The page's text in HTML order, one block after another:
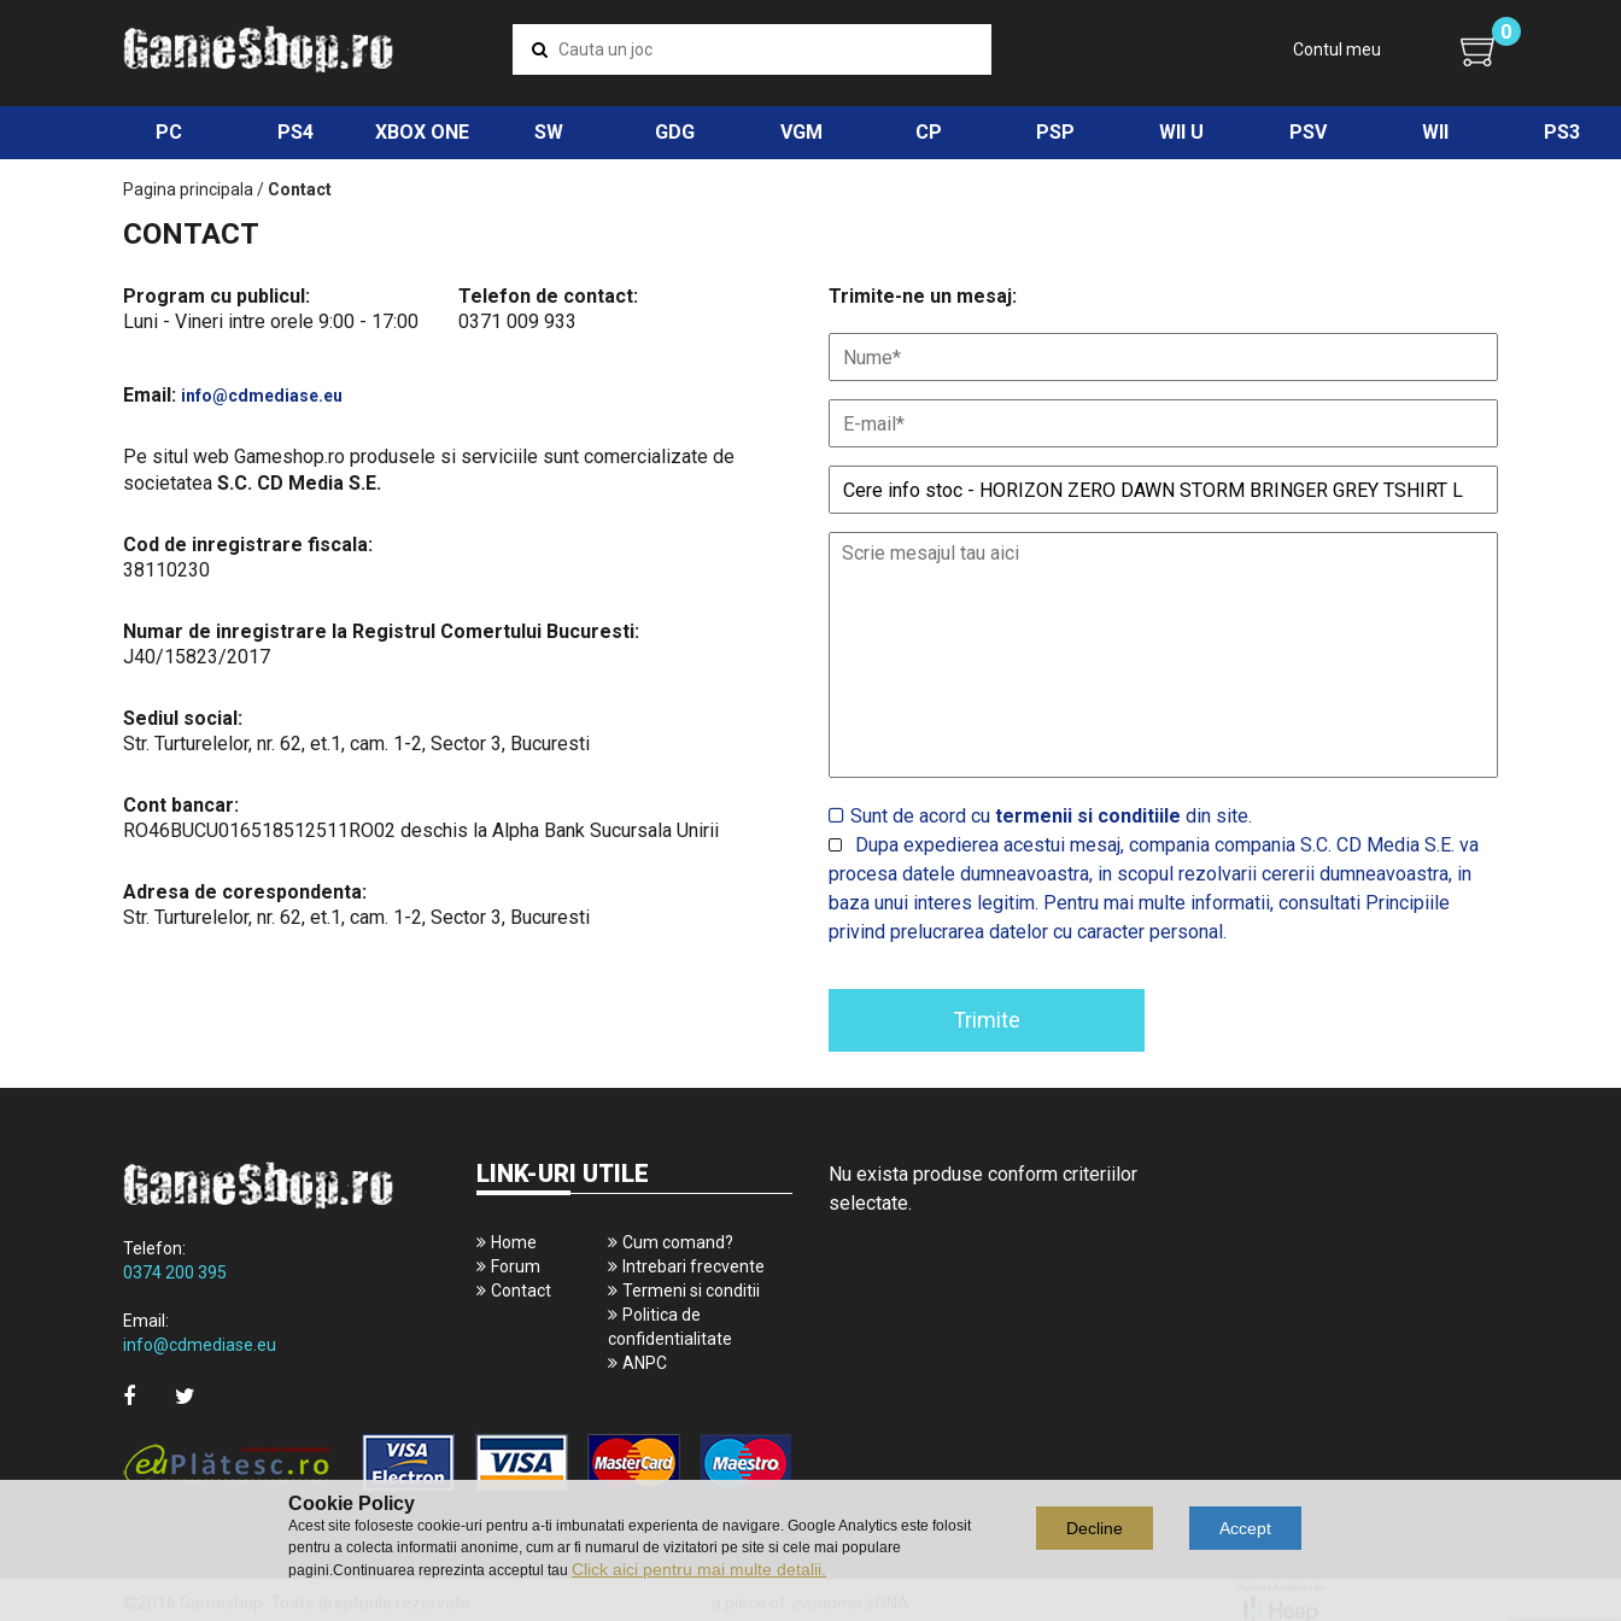
Cookie Policy
Acest site foloseste cookie-uri pentru a-ti imbunatati experienta de navigare. Google Analytics este folosit
pentru a colecta informatii anonime, cum ar fi numarul de vizitatori pe site si cele mai populare
pagini.Continuarea reprezinta acceptul tau Click aici pentru mai multe detalii.
Decline Accept
Contul meu
0
PC PS4 XBOX ONE SW GDG VGM CP PSP WII U PSV WII PS3
Pagina principala / Contact
CONTACT
Program cu publicul:
Luni - Vineri intre orele 9:00 - 17:00
Telefon de contact:
0371 009 933
Email: info@cdmediase.eu
Pe situl web Gameshop.ro produsele si serviciile sunt comercializate de
societatea S.C. CD Media S.E.
Cod de inregistrare fiscala:
38110230
Numar de inregistrare la Registrul Comertului Bucuresti:
J40/15823/2017
Sediul social:
Str. Turturelelor, nr. 62, et.1, cam. 1-2, Sector 3, Bucuresti
Cont bancar:
RO46BUCU016518512511RO02 deschis la Alpha Bank Sucursala Unirii
Adresa de corespondenta:
Str. Turturelelor, nr. 62, et.1, cam. 1-2, Sector 3, Bucuresti
Trimite-ne un mesaj:
Sunt de acord cu termenii si conditiile din site.
Dupa expedierea acestui mesaj, compania compania S.C. CD Media S.E. va
procesa datele dumneavoastra, in scopul rezolvarii cererii dumneavoastra, in
baza unui interes legitim. Pentru mai multe informatii, consultati Principiile
privind prelucrarea datelor cu caracter personal.
Trimite
Telefon:
0374 200 395
Email:
info@cdmediase.eu
LINK-URI UTILE
Home
Forum
Contact
Cum comand?
Intrebari frecvente
Termeni si conditii
Politica de
confidentialitate
ANPC
Nu exista produse conform criteriilor
selectate.